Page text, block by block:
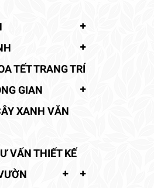
TẾT TRANG TRÍ
GIAN
XANH VĂN
VẤN THIẾT KẾ